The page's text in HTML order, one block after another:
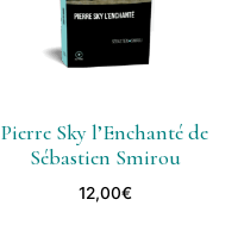
Pierre Sky l’Enchanté de
Sébastien Smirou
12,00€